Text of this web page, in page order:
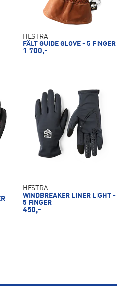
HESTRA
FÄLT GUIDE GLOVE - 5 FINGER
1 700,-
HESTRA
WINDBREAKER LINER LIGHT -
5 FINGER
450,-